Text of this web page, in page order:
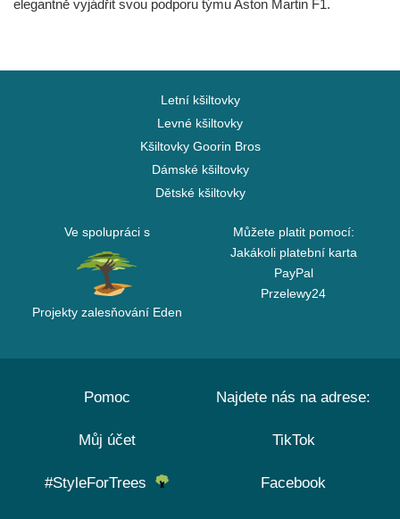
elegantně vyjádřit svou podporu týmu Aston Martin F1.
Letní kšiltovky
Levné kšiltovky
Kšiltovky Goorin Bros
Dámské kšiltovky
Dětské kšiltovky
Ve spolupráci s
Projekty zalesňování Eden
Můžete platit pomocí:
Jakákoli platební karta
PayPal
Przelewy24
Pomoc
Můj účet
#StyleForTrees
Najdete nás na adrese:
TikTok
Facebook